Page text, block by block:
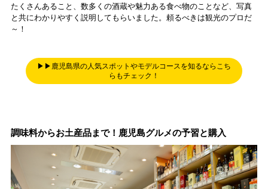
たくさんあること、数多くの酒蔵や魅力ある食べ物のことなど、写真
と共にわかりやすく説明してもらいました。頼るべきは観光のプロだ
～！
▶▶鹿児島県の人気スポットやモデルコースを知るならこち
らもチェック！
調味料からお土産品まで！鹿児島グルメの予習と購入